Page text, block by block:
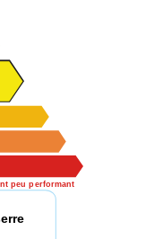
peu performant